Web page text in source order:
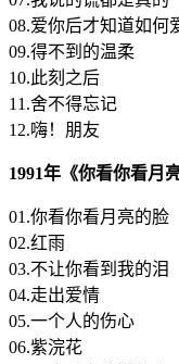
08.爱你后才知道如何
09.得不到的温柔
10.此刻之后
11.舍不得忘记
12.嗨！朋友
1991年《你看你看月
01.你看你看月亮的脸
02.红雨
03.不让你看到我的泪
04.走出爱情
05.一个人的伤心
06.紫浣花